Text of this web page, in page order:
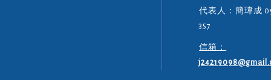
代表人：簡瑋成
357
信箱：